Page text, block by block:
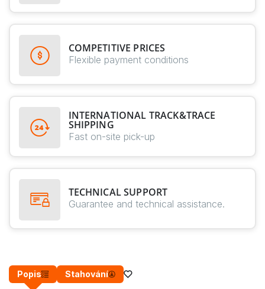
COMPETITIVE PRICES
Flexible payment conditions
INTERNATIONAL TRACK&TRACE
SHIPPING
Fast on-site pick-up
TECHNICAL SUPPORT
Guarantee and technical assistance.
Popis Stahování